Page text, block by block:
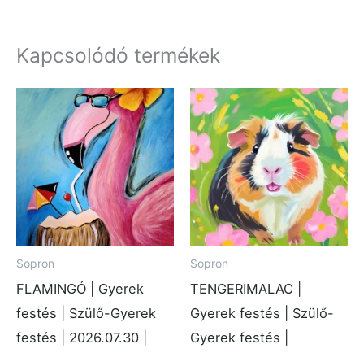
Kapcsolódó termékek
Sopron
FLAMINGÓ | Gyerek
festés | Szülő-Gyerek
festés | 2026.07.30 |
Sopron
TENGERIMALAC |
Gyerek festés | Szülő-
Gyerek festés |